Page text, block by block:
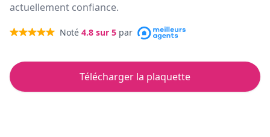
actuellement confiance.
Noté 4.8 sur 5 par
Télécharger la plaquette